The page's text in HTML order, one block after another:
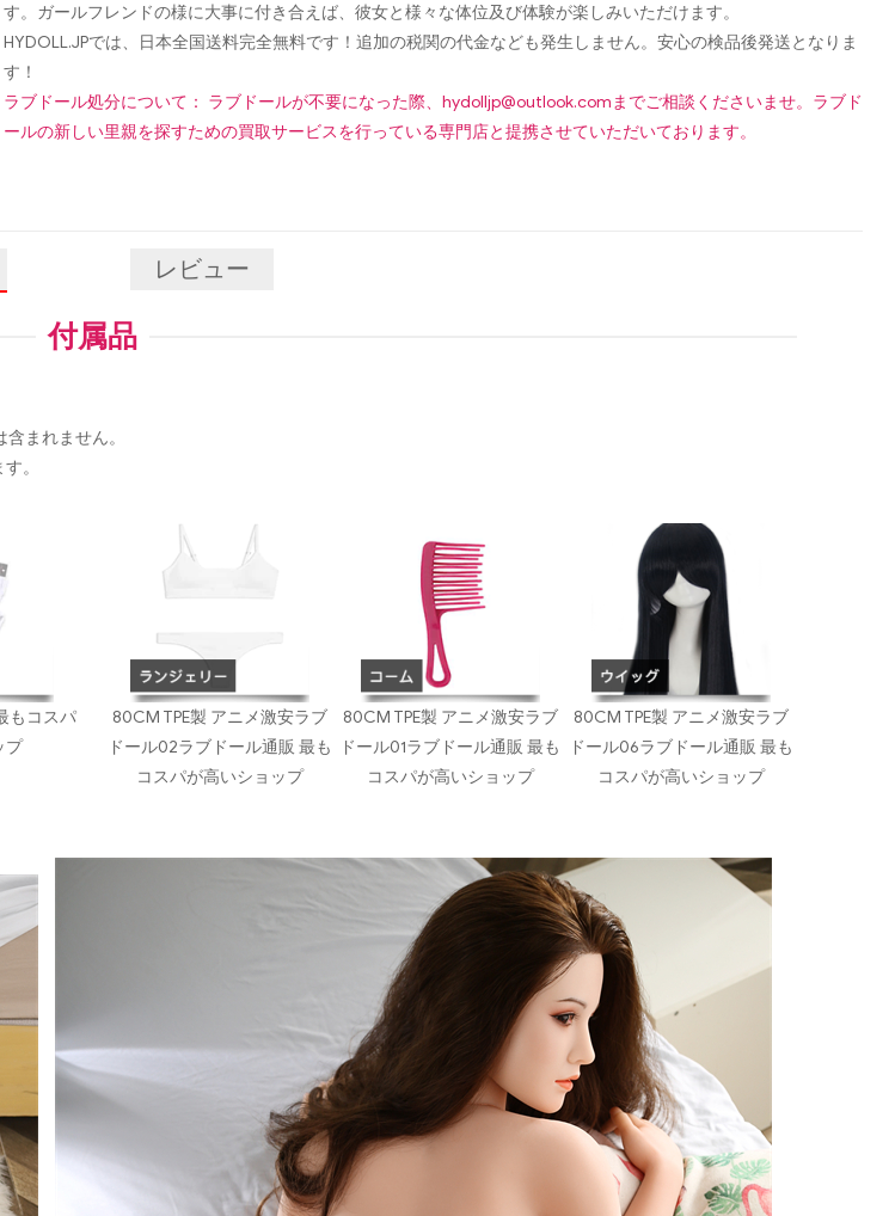
す。ガールフレンドの様に大事に付き合えば、彼女と様々な体位及び体験が楽しみいただけます。
HYDOLL.JPでは、日本全国送料完全無料です！追加の税関の代金なども発生しません。安心の検品後発送となりま
す！
ラブドール処分について： ラブドールが不要になった際、 hydolljp@outlook.comまでご相談くださいませ。ラブド
ールの新しい里親を探すための買取サービスを行っている専門店と提携させていただいております。
レビュー
付属品
まれません。
。
もコスパ
プ
80CM TPE製 アニメ激安ラブ
ドール02ラブドール通販 最も
コスパが高いショップ
80CM TPE製 アニメ激安ラブ
ドール01ラブドール通販 最も
コスパが高いショップ
80CM TPE製 アニメ激安ラブ
ドール06ラブドール通販 最も
コスパが高いショップ